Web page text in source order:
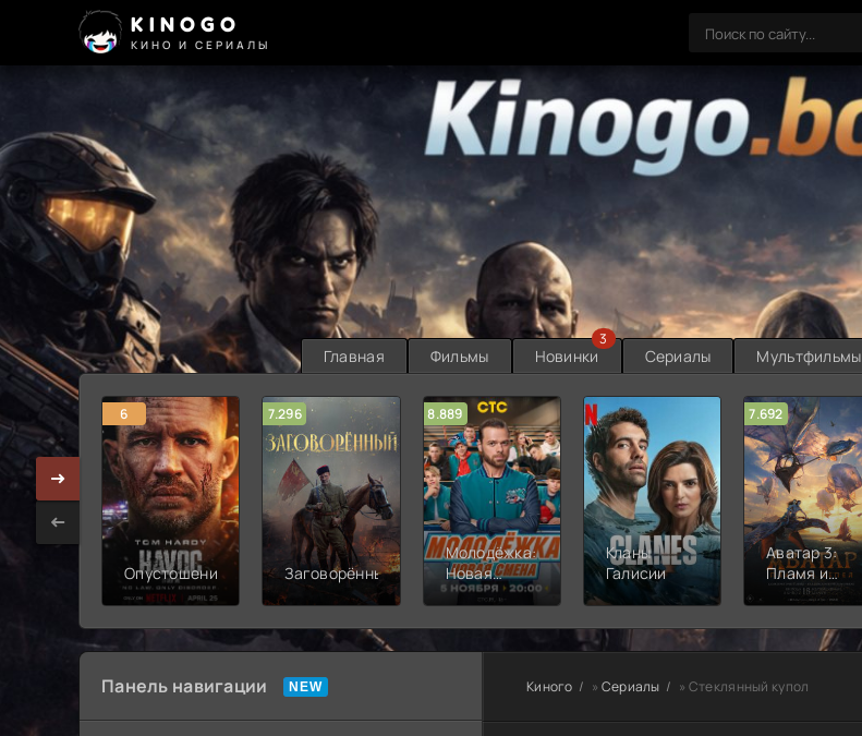
KINOGO
КИНО И СЕРИАЛЫ
Главная Фильмы Новинки
3
Сериалы Мультфильмы
6
Опустошение
7.296
Заговорённый
8.889
Молодёжка:
Новая
смена
Кланы
Галисии
7.692
Аватар 3:
Пламя и
пепел
Панель навигации Киного » Сериалы » Стеклянный купол